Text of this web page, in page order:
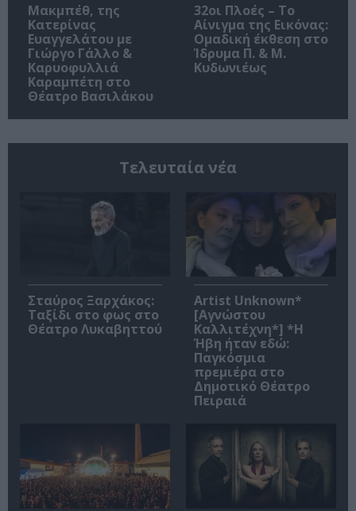
Μακμπέθ, της
Κατερίνας
Ευαγγελάτου με
Γιώργο Γάλλο &
Καρυοφυλλιά
Καραμπέτη στο
Θέατρο Βασιλάκου
32οι Πλοές – Το
Αίνιγμα της Εικόνας:
Ομαδική έκθεση στο
Ίδρυμα Π. & Μ.
Κυδωνιέως
Τελευταία νέα
Σταύρος Ξαρχάκος:
Ταξίδι στο φως στο
Θέατρο Λυκαβηττού
Artist Unknown*
[Αγνώστου
Καλλιτέχνη*] *Η
Ήβη ήταν εδώ:
Παγκόσμια
πρεμιέρα στο
Δημοτικό Θέατρο
Πειραιά